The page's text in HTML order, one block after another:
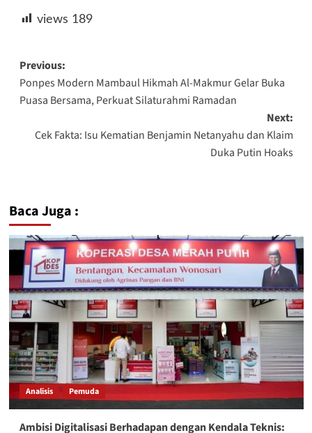
views 189
Post
navigation
Previous:
Ponpes Modern Mambaul Hikmah Al-Makmur Gelar Buka
Puasa Bersama, Perkuat Silaturahmi Ramadan
Next:
Cek Fakta: Isu Kematian Benjamin Netanyahu dan Klaim
Duka Putin Hoaks
Baca Juga :
Analisis Pemuda
Ambisi Digitalisasi Berhadapan dengan Kendala Teknis: